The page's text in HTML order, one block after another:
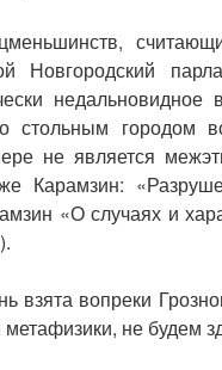
Новгородский
стольным городом
не является
Карамзин:
«О случаях и
взята вопреки
не будем